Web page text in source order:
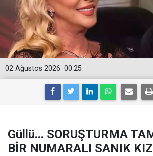
00:25
02 Ağustos 2026
Güllü... SORUŞTURMA
BİR NUMARALI SANIK